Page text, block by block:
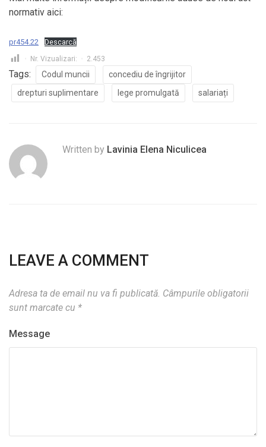
normativ aici:
pr454.22 Descarcă
Nr. Vizualizari: 2.453
Tags: Codul muncii
concediu de îngrijitor
drepturi suplimentare
lege promulgată salariați
Written by Lavinia Elena Niculicea
LEAVE A COMMENT
Adresa ta de email nu va fi publicată. Câmpurile obligatorii
sunt marcate cu *
Message